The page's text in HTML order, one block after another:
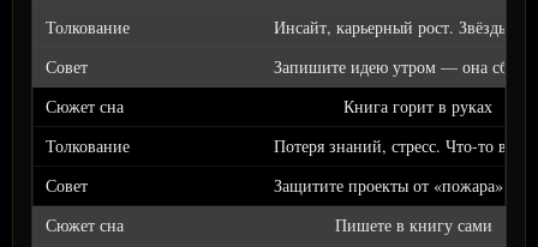
Инсайт, карьерный рост. Звёзды
Запишите идею утром — она
Книга горит в руках
Потеря знаний, стресс. Что-то
Защитите проекты от «пожара» —
Пишете в книгу сами